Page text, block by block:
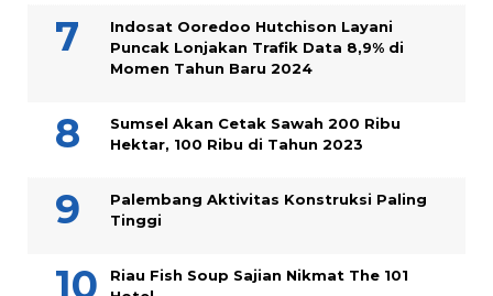
Indosat Ooredoo Hutchison Layani
Puncak Lonjakan Trafik Data 8,9% di
Momen Tahun Baru 2024
Sumsel Akan Cetak Sawah 200 Ribu
Hektar, 100 Ribu di Tahun 2023
Palembang Aktivitas Konstruksi Paling
Tinggi
Riau Fish Soup Sajian Nikmat The 101